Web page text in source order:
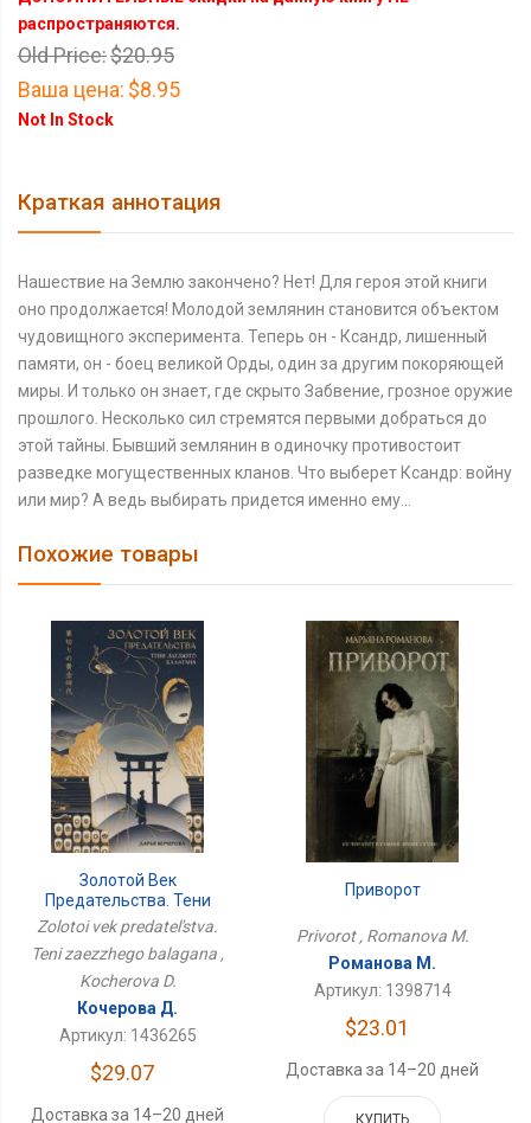
распространяются.
Old Price:$20.95
Ваша цена: $8.95
Not In Stock
Краткая аннотация
Нашествие на Землю закончено? Нет! Для героя этой книги
оно продолжается! Молодой землянин становится объектом
чудовищного эксперимента. Теперь он - Ксандр, лишенный
памяти, он - боец великой Орды, один за другим покоряющей
миры. И только он знает, где скрыто Забвение, грозное оружие
прошлого. Несколько сил стремятся первыми добраться до
этой тайны. Бывший землянин в одиночку противостоит
разведке могущественных кланов. Что выберет Ксандр: войну
или мир? А ведь выбирать придется именно ему…
Похожие товары
Золотой Век
Предательства. Тени
Заезжего Балагана
Zolotoi vek predatel'stva.
Teni zaezzhego balagana ,
Kocherova D.
Кочерова Д.
Артикул: 1436265
$29.07
Доставка за 14–20 дней
Приворот
Privorot , Romanova M.
Романова М.
Артикул: 1398714
$23.01
Доставка за 14–20 дней
КУПИТЬ